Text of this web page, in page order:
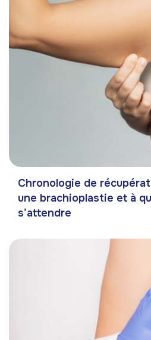
Chronologie de
une brachioplastie et à
s’attendre